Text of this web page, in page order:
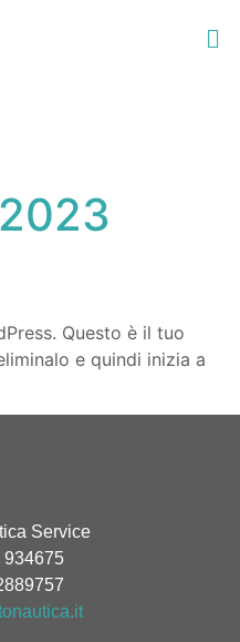
Questo è il tuo
e quindi inizia a
Service
934675